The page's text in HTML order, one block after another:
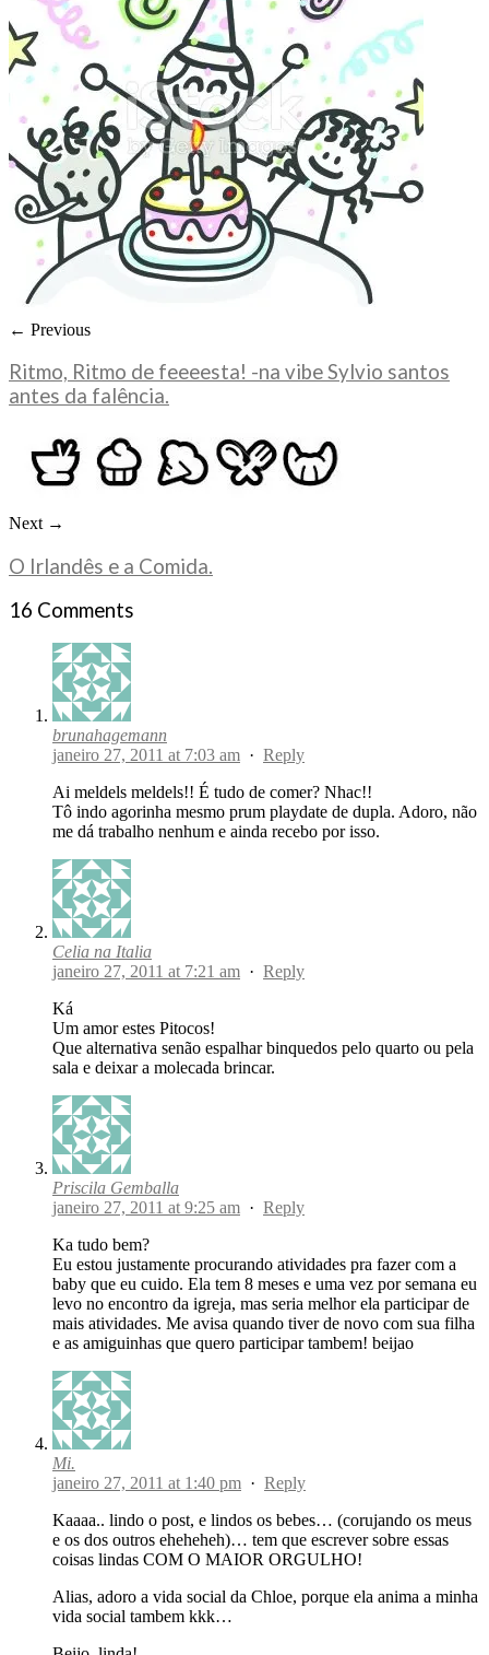
← Previous
Ritmo, Ritmo de feeeesta! -na vibe Sylvio santos
antes da falência.
Next →
O Irlandês e a Comida.
16 Comments
brunahagemann
janeiro 27, 2011 at 7:03 am · Reply
Ai meldels meldels!! É tudo de comer? Nhac!!
Tô indo agorinha mesmo prum playdate de dupla. Adoro, não
me dá trabalho nenhum e ainda recebo por isso.
Celia na Italia
janeiro 27, 2011 at 7:21 am · Reply
Ká
Um amor estes Pitocos!
Que alternativa senão espalhar binquedos pelo quarto ou pela
sala e deixar a molecada brincar.
Priscila Gemballa
janeiro 27, 2011 at 9:25 am · Reply
Ka tudo bem?
Eu estou justamente procurando atividades pra fazer com a
baby que eu cuido. Ela tem 8 meses e uma vez por semana eu
levo no encontro da igreja, mas seria melhor ela participar de
mais atividades. Me avisa quando tiver de novo com sua filha
e as amiguinhas que quero participar tambem! beijao
Mi.
janeiro 27, 2011 at 1:40 pm · Reply
Kaaaa.. lindo o post, e lindos os bebes… (corujando os meus
e os dos outros eheheheh)… tem que escrever sobre essas
coisas lindas COM O MAIOR ORGULHO!
Alias, adoro a vida social da Chloe, porque ela anima a minha
vida social tambem kkk…